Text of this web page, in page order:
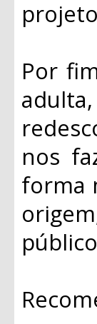
Por
nos
forma